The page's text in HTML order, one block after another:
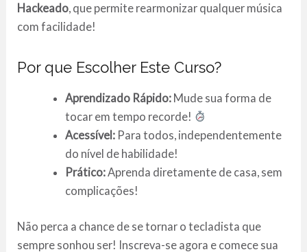
Hackeado , que permite rearmonizar qualquer música
com facilidade!
Por que Escolher Este Curso?
Aprendizado Rápido:Mude sua forma de
tocar em tempo recorde!
Acessível:Para todos, independentemente
do nível de habilidade!
Prático:Aprenda diretamente de casa, sem
complicações!
Não perca a chance de se tornar o tecladista que
sempre sonhou ser! Inscreva-se agora e comece sua